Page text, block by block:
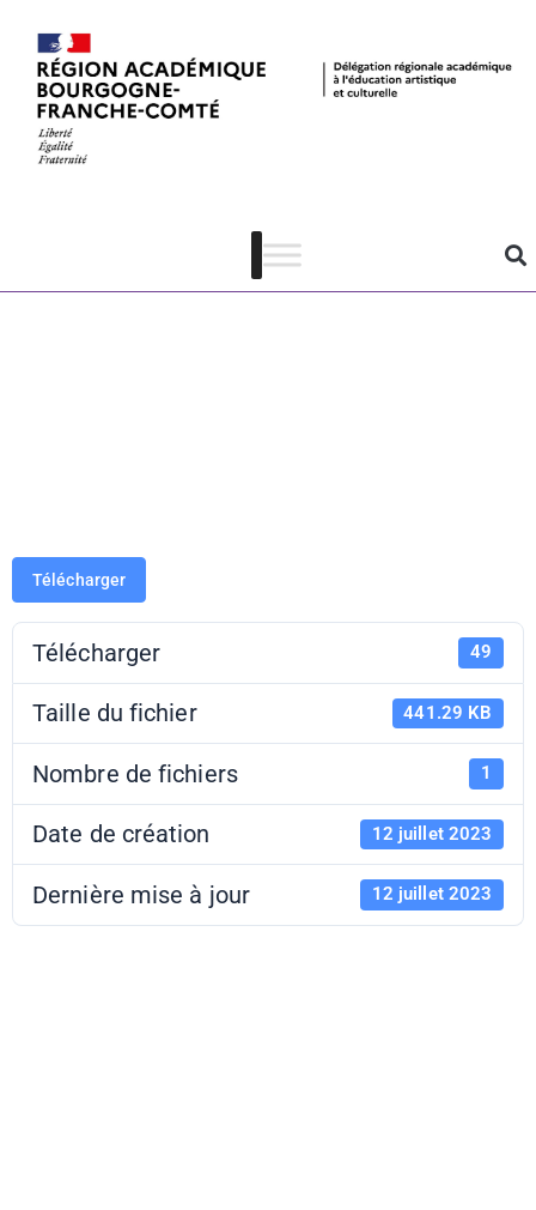
Ouverture
procédures et
Télécharger
Télécharger 49
Taille du fichier 441.29 KB
Nombre de fichiers 1
Date de création 12 juillet 2023
Dernière mise à jour 12 juillet 2023